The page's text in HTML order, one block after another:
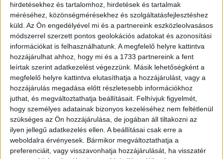
hirdetésekhez és tartalomhoz, hirdetések és tartalmak
méréséhez, közönségmérésekhez és szolgáltatásfejlesztéshez
küld. Az Ön engedélyével mi és a partnereink eszközleolvasásos
módszerrel szerzett pontos geolokációs adatokat és azonosítási
információkat is felhasználhatunk. A megfelelő helyre kattintva
hozzájárulhat ahhoz, hogy mi és a 1733 partnereink a fent
leírtak szerint adatkezelést végezzünk. Másik lehetőségként a
megfelelő helyre kattintva elutasíthatja a hozzájárulást, vagy a
hozzájárulás megadása előtt részletesebb információkhoz
juthat, és megváltoztathatja beállításait. Felhívjuk figyelmét,
hogy személyes adatainak bizonyos kezeléséhez nem feltétlenül
szükséges az Ön hozzájárulása, de jogában áll tiltakozni az
ilyen jellegű adatkezelés ellen. A beállításai csak erre a
weboldalra érvényesek. Bármikor megváltoztathatja a
preferenciáit, vagy visszavonhatja hozzájárulását, ha visszatér
ALKALMI ÁRUHÁZI
KISEGÍTŐ
Siófok